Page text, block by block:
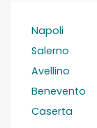
Napoli
Salerno
Avellino
Benevento
Caserta